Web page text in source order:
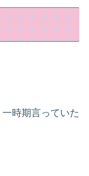
時期言っていた